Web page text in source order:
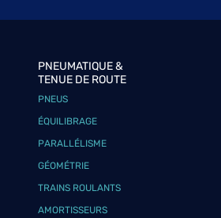
PNEUMATIQUE &
TENUE DE ROUTE
PNEUS
ÉQUILIBRAGE
PARALLÉLISME
GÉOMÉTRIE
TRAINS ROULANTS
AMORTISSEURS